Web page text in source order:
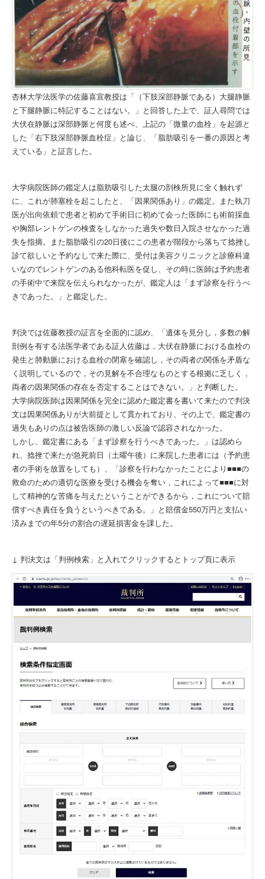
杏林大学法医学の佐藤喜宣教授は「（下肢深部静脈である）大腿静脈
と下腿静脈に特記することはない。」と回答した上で、証人尋問では
大伏在静脈は深部静脈と何度も述べ、上記の「微量の血栓」を起源と
した「右下肢深部静脈血栓症」と論じ、「脂肪吸引を一番の原因と考
えている」と証言した。
大学病院医師の鑑定人は脂肪吸引した太腿の剖検所見に全く触れず
に、これが肺塞栓を起こしたと、「因果関係あり」の鑑定。また執刀
医が出向依頼で患者と初めて手術日に初めて会った医師にも術前採血
や胸部レントゲンの検査をしなかった過失や数日入院させなかった過
失を指摘。また脂肪吸引の20日後にこの患者が階段から落ちて捻挫し
診て欲しいと予約なしで来た際に、受付は美容クリニックと診療科違
いなのでレントゲンのある他科転医を促し、その時に医師は予約患者
の手術中で来院を伝えられなかったが、鑑定人は「まず診察を行うべ
きであった。」と鑑定した。
判決では佐藤教授の証言を全面的に認め、「遺体を見分し，多数の解
剖例を有する法医学者である証人佐藤は，大伏在静脈における血栓の
発生と肺動脈における血栓の閉塞を確認し，その両者の関係を矛盾な
く説明しているので，その見解を不合理なものとする根拠に乏しく，
両者の因果関係の存在を否定することはできない。」と判断した。
大学病院医師は因果関係を完全に認めた鑑定書を書いて来たので判決
文は因果関係ありが大前提として貫かれており、その上で、鑑定書の
過失もありの点は被告医師の激しい反論で認容されなかった。
しかし、鑑定書にある「まず診察を行うべきであった。」は認めら
れ、捻挫で来たが急死前日（土曜午後）に来院した患者には（予約患
者の手術を放置をしても）、「診察を行わなかったことにより■■■の
救命のための適切な医療を受ける機会を奪い，これによって■■■に対
して精神的な苦痛を与えたということができるから，これについて賠
償すべき責任を負うというべきである。」と賠償金550万円と支払い
済みまでの年5分の割合の遅延損害金を課した。
↓ 判決文は「判例検索」と入れてクリックするとトップ頁に表示